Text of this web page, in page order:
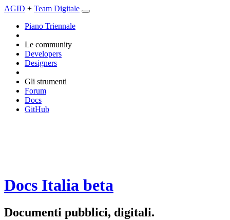
AGID + Team Digitale
Piano Triennale
Le community
Developers
Designers
Gli strumenti
Forum
Docs
GitHub
Docs Italia beta
Documenti pubblici, digitali.